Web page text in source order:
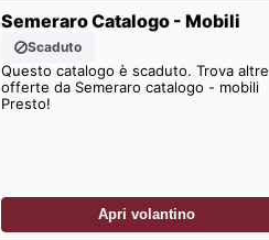
Semeraro Catalogo - Mobili
Scaduto
Questo catalogo è scaduto. Trova altre
offerte da Semeraro catalogo - mobili
Presto!
Apri volantino